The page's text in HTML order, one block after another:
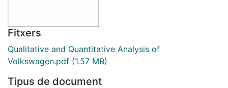
Fitxers
Qualitative and Quantitative Analysis of
Volkswagen.pdf (1.57 MB)
Tipus de document